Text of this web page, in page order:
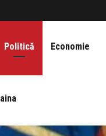
Politică Economie